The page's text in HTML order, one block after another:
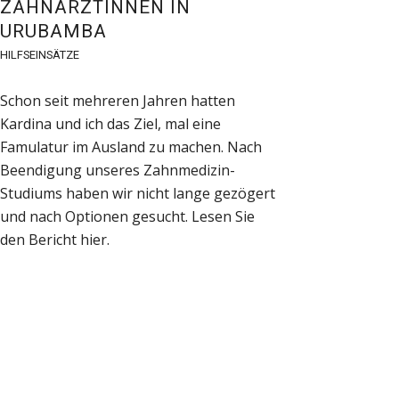
ZAHNÄRZTINNEN IN
URUBAMBA
HILFSEINSÄTZE
Schon seit mehreren Jahren hatten
Kardina und ich das Ziel, mal eine
Famulatur im Ausland zu machen. Nach
Beendigung unseres Zahnmedizin-
Studiums haben wir nicht lange gezögert
und nach Optionen gesucht. Lesen Sie
den Bericht hier.